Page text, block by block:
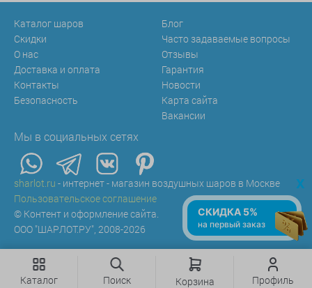
Каталог шаров
Скидки
О нас
Доставка и оплата
Контакты
Безопасность
Блог
Часто задаваемые вопросы
Отзывы
Гарантия
Новости
Карта сайта
Вакансии
Мы в социальных сетях
sharlot.ru - интернет - магазин воздушных шаров в Москве
Пользовательское соглашение
© Контент и оформление сайта.
ООО "ШАРЛОТ.РУ", 2008-2026
Каталог Поиск Корзина Профиль
x
СКИДКА 5%
на первый заказ